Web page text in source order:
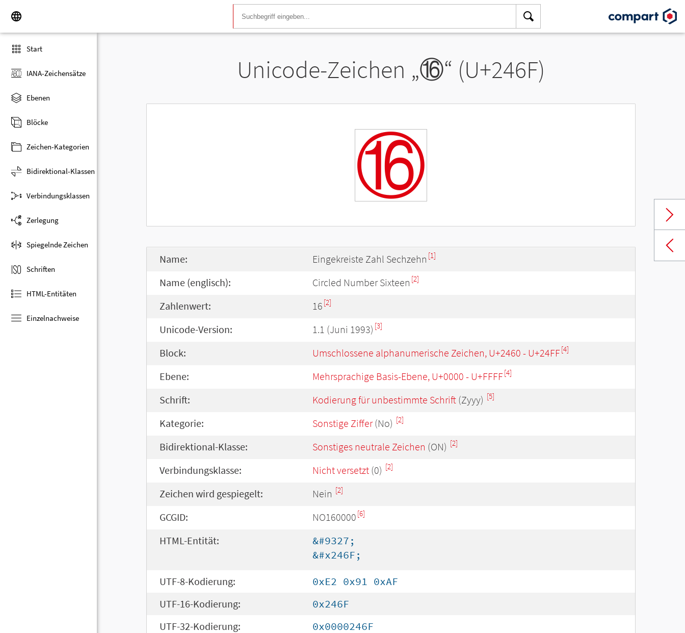
Start
IANA-Zeichensätze
Ebenen
Blöcke
Zeichen-Kategorien
Bidirektional-Klassen
Verbindungsklassen
Zerlegung
Spiegelnde Zeichen
Schriften
HTML-Entitäten
Einzelnachweise
Unicode-Zeichen „⑯“ (U+246F)
⑯
Name: Eingekreiste Zahl Sechzehn [1]
Name (englisch): Circled Number Sixteen [2]
Zahlenwert: 16 [2]
Unicode-Version: 1.1 (Juni 1993) [3]
Block: Umschlossene alphanumerische Zeichen, U+2460 - U+24FF[4]
Ebene: Mehrsprachige Basis-Ebene, U+0000 - U+FFFF[4]
Schrift: Kodierung für unbestimmte Schrift (Zyyy) [5]
Kategorie: Sonstige Ziffer(No) [2]
Bidirektional-Klasse: Sonstiges neutrale Zeichen (ON) [2]
Verbindungsklasse: Nicht versetzt (0) [2]
Zeichen wird gespiegelt: Nein [2]
GCGID: NO160000 [6]
HTML-Entität:
&#9327;
&#x246F;
UTF-8-Kodierung:
0xE2 0x91 0xAF
UTF-16-Kodierung:
0x246F
UTF-32-Kodierung:
0x0000246F